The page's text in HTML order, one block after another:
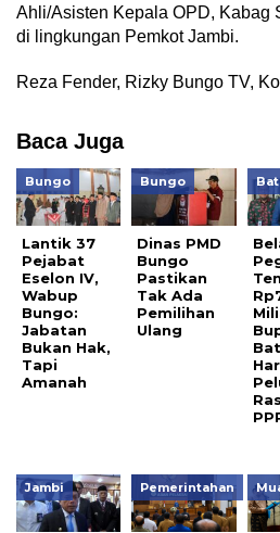
Ahli/Asisten Kepala OPD, Kabag
di lingkungan Pemkot Jambi.
Reza Fender, Rizky Bungo TV,
Baca Juga
Bungo
Lantik 37
Pejabat
Eselon IV,
Wabup
Bungo:
Jabatan
Bukan Hak,
Tapi
Amanah
Bungo
Dinas PMD
Bungo
Pastikan
Tak Ada
Pemilihan
Ulang
Jambi Pemerintahan